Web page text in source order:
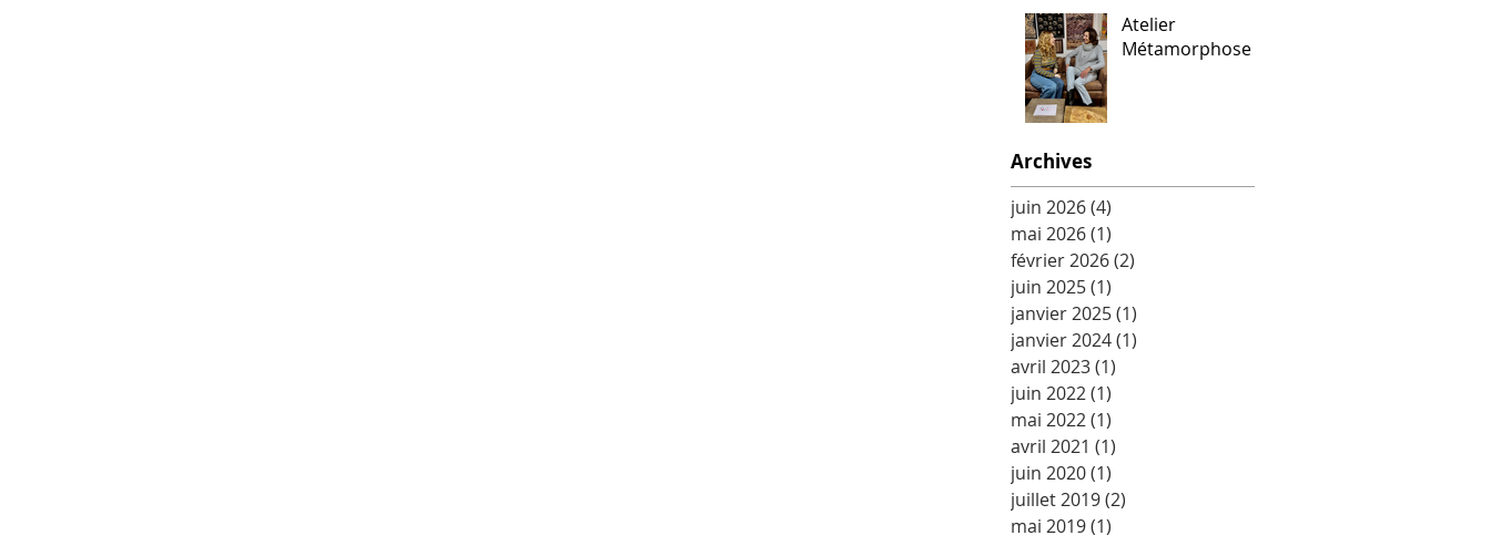
Atelier
Métamorphose
Archives
juin 2026(4)
mai 2026(1)
février 2026(2)
juin 2025(1)
janvier 2025(1)
janvier 2024(1)
avril 2023(1)
juin 2022(1)
mai 2022(1)
avril 2021 (1)
juin 2020(1)
juillet 2019(2)
mai 2019(1)